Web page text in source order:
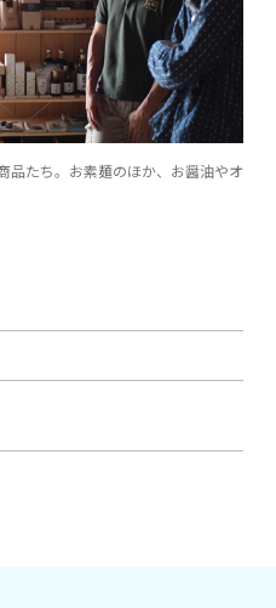
品たち。お素麺のほか、お醤油やオ